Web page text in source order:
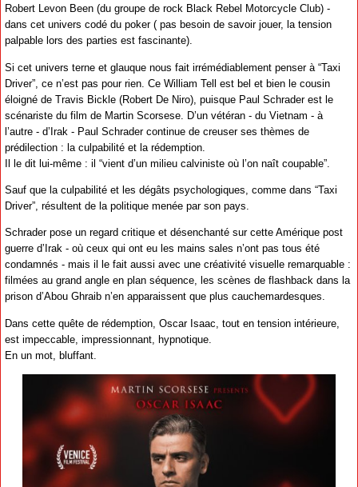
Robert Levon Been (du groupe de rock Black Rebel Motorcycle Club) -
dans cet univers codé du poker ( pas besoin de savoir jouer, la tension
palpable lors des parties est fascinante).
Si cet univers terne et glauque nous fait irrémédiablement penser à “Taxi
Driver”, ce n’est pas pour rien. Ce William Tell est bel et bien le cousin
éloigné de Travis Bickle (Robert De Niro), puisque Paul Schrader est le
scénariste du film de Martin Scorsese. D’un vétéran - du Vietnam - à
l’autre - d’Irak - Paul Schrader continue de creuser ses thèmes de
prédilection : la culpabilité et la rédemption.
Il le dit lui-même : il “vient d’un milieu calviniste où l’on naît coupable”.
Sauf que la culpabilité et les dégâts psychologiques, comme dans “Taxi
Driver”, résultent de la politique menée par son pays.
Schrader pose un regard critique et désenchanté sur cette Amérique post
guerre d’Irak - où ceux qui ont eu les mains sales n’ont pas tous été
condamnés - mais il le fait aussi avec une créativité visuelle remarquable :
filmées au grand angle en plan séquence, les scènes de flashback dans la
prison d’Abou Ghraib n’en apparaissent que plus cauchemardesques.
Dans cette quête de rédemption, Oscar Isaac, tout en tension intérieure,
est impeccable, impressionnant, hypnotique.
En un mot, bluffant.